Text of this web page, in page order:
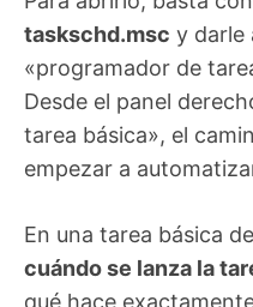
taskschd.msc y darle
«programador de
Desde el panel
tarea básica», el
empezar a
En una tarea básica
cuándo se lanza la
qué hace